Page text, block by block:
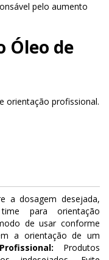
pelo aumento
Óleo de
orientação profissional.
a dosagem desejada,
para orientação
de usar conforme
a orientação de um
Produtos